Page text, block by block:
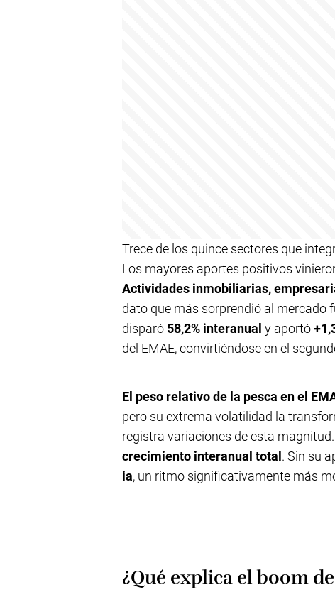
Trece de los quince sectores que
Los mayores aportes positivos
Actividades inmobiliarias,
dato que más sorprendió al mercado
disparó 58,2% interanual y aportó
del EMAE, convirtiéndose en el
El peso relativo de la pesca en el
pero su extrema volatilidad la
registra variaciones de esta
crecimiento interanual total . Sin su
ia, un ritmo significativamente más
¿Qué explica el boom